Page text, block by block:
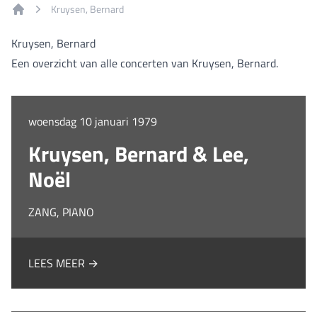
Kruysen, Bernard
Kruysen, Bernard
Een overzicht van alle concerten van Kruysen, Bernard.
woensdag 10 januari 1979
Kruysen, Bernard & Lee,
Noël
ZANG, PIANO
LEES MEER →